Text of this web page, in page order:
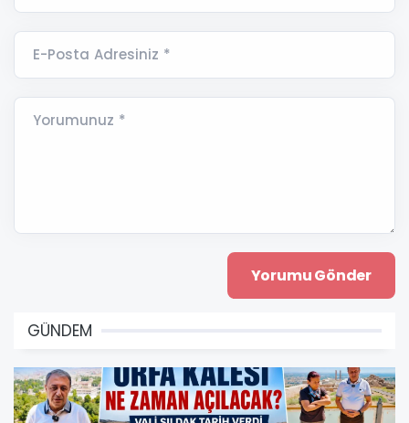
E-Posta Adresiniz *
Yorumunuz *
GÜNDEM